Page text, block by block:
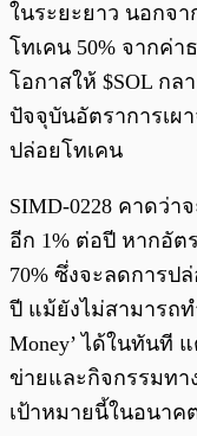
ในระยะยาว นอกจ
โทเคน 50% จากค่า
โอกาสให้ $SOL ก
ปัจจุบันอัตราการเผ
ปล่อยโทเคน
SIMD-0228 คาดว่า
อีก 1% ต่อปี หากอัต
70% ซึ่งจะลดการป
ปี แม้ยังไม่สามารถท
Money’ ได้ในทันที
ข่ายและกิจกรรมทา
เป้าหมายนี้ในอนาค